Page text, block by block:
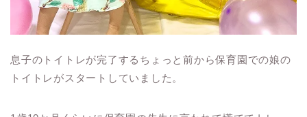
息子のトイトレが完了するちょっと前から保育園での娘の
トイトレがスタートしていました。